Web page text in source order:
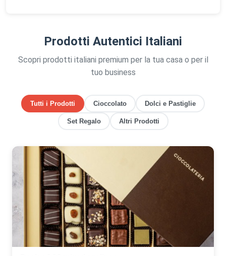
Prodotti Autentici Italiani
Scopri prodotti italiani premium per la tua casa o per il
tuo business
Tutti i Prodotti Cioccolato Dolci e Pastiglie
Set Regalo Altri Prodotti